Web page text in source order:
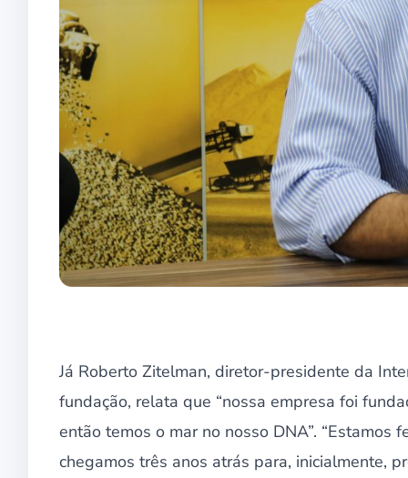
Já Roberto Zitelman, diretor-presidente da
fundação, relata que “nossa empresa foi
então temos o mar no nosso DNA”. “Estamos
chegamos três anos atrás para, inicialmente,